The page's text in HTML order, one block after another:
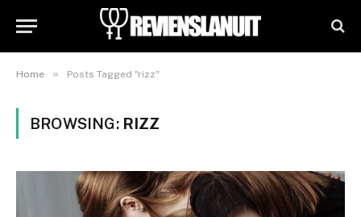
Home » Posts Tagged "rizz"
BROWSING: RIZZ